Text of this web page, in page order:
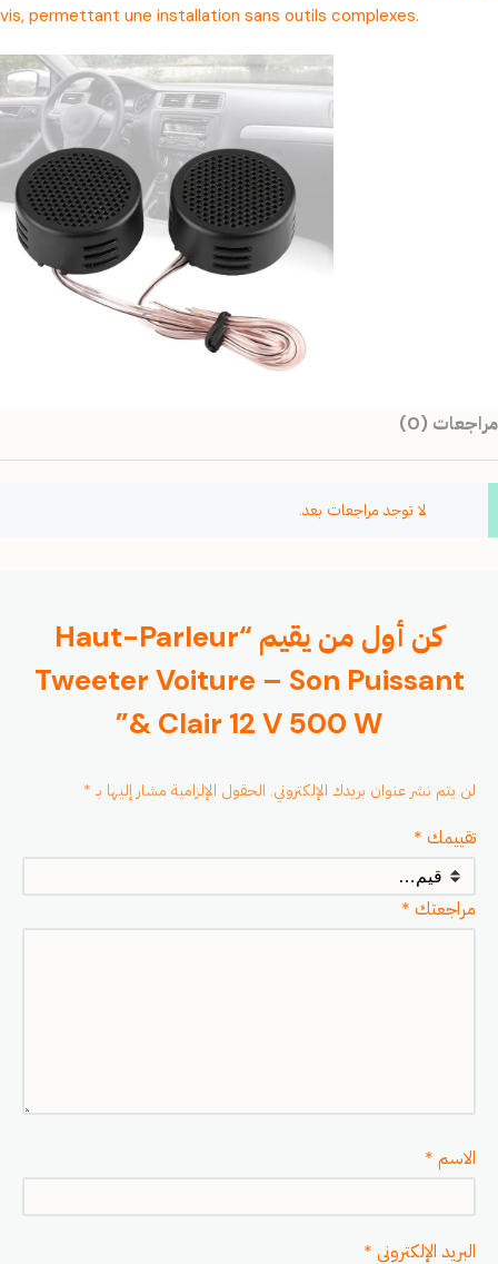
vis, permettant une installation sans outils complexes.
مراجعات (0)
لا توجد مراجعات بعد.
كن أول من يقيم “Haut-Parleur
Tweeter Voiture – Son Puissant
& Clair 12 V 500 W”
لن يتم نشر عنوان بريدك الإلكتروني. الحقول الإلزامية مشار إليها بـ *
تقييمك *
مراجعتك *
الاسم *
البريد الإلكتروني *